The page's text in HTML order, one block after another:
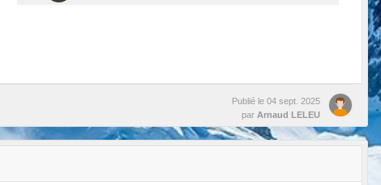
Publié le 04 sept. 2025
par Arnaud LELEU